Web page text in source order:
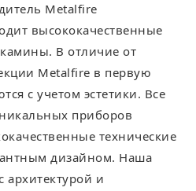
Metalfire
высококачественные
В отличие от
Metalfire в первую
с учетом эстетики. Все
приборов
технические
дизайном. Наша
архитектурой и